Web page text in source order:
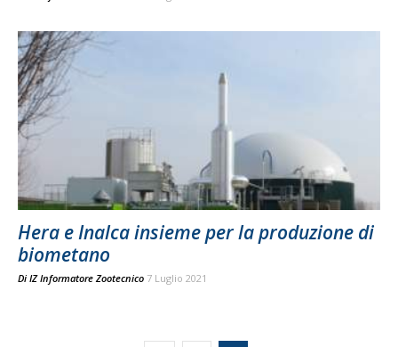
Hera e Inalca insieme per la produzione di
biometano
Di IZ Informatore Zootecnico 7 Luglio 2021